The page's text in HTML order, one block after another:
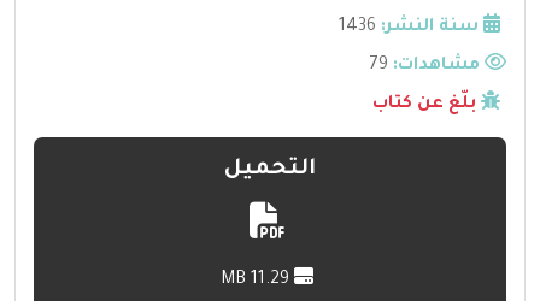
سنة النشر: 1436
مشاهدات:
بلّغ عن كتاب
التحميل